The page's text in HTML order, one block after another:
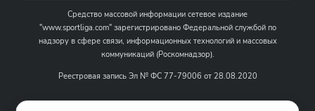
Средство массовой информации сетевое издание
"www.sportliga.com" зарегистрировано Федеральной службой по
надзору в сфере связи, информационных технологий и массовых
коммуникаций (Роскомнадзор).
Реестровая запись Эл № ФС 77-79006 от 28.08.2020